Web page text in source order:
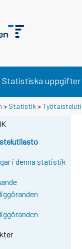
Statistiska uppgifter
> Statistik >
i denna statistik
S
i
S
i